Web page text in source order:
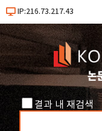
IP:216.73.217.43
결과 내 재검색